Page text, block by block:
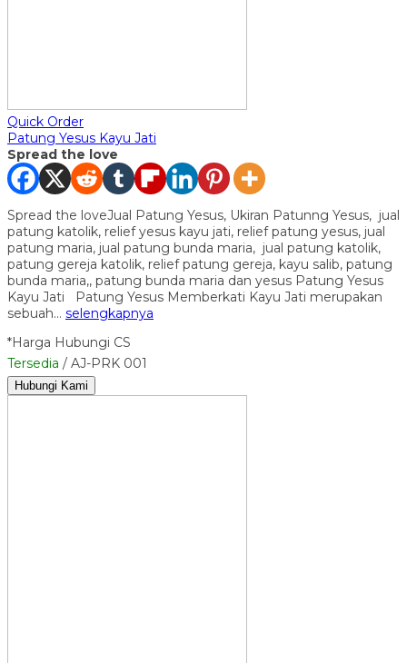
Quick Order
Patung Yesus Kayu Jati
Spread the love
Spread the loveJual Patung Yesus, Ukiran Patunng Yesus, jual
patung katolik, relief yesus kayu jati, relief patung yesus, jual
patung maria, jual patung bunda maria, jual patung katolik,
patung gereja katolik, relief patung gereja, kayu salib, patung
bunda maria,, patung bunda maria dan yesus Patung Yesus
Kayu Jati Patung Yesus Memberkati Kayu Jati merupakan
sebuah… selengkapnya
*Harga Hubungi CS
Tersedia / AJ-PRK 001
Hubungi Kami